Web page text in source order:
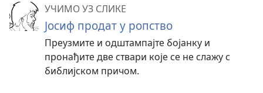
УЧИМО УЗ СЛИКЕ
Јосиф продат у ропство
Преузмите и одштампајте бојанку и
пронађите две ствари које се не слажу с
библијском причом.